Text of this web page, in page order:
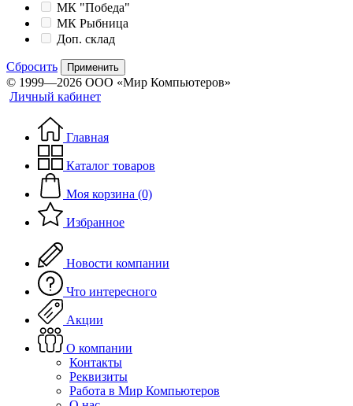
МК "Победа"
МК Рыбница
Доп. склад
Сбросить Применить
© 1999—2026 ООО «Мир Компьютеров»
Личный кабинет
Главная
Каталог товаров
Моя корзина (0)
Избранное
Новости компании
Что интересного
Акции
О компании
Контакты
Реквизиты
Работа в Мир Компьютеров